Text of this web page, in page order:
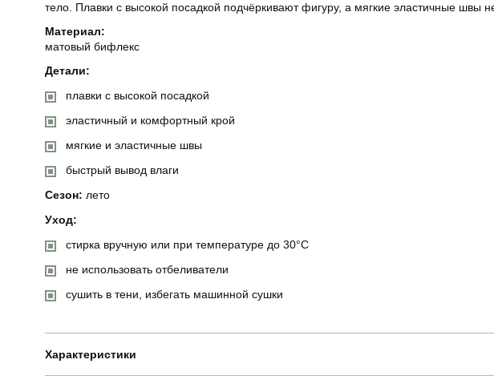
тело. Плавки с высокой посадкой подчёркивают фигуру, а мягкие эластичные
Материал:
матовый бифлекс
Детали:
плавки с высокой посадкой
эластичный и комфортный крой
мягкие и эластичные швы
быстрый вывод влаги
Сезон: лето
Уход:
стирка вручную или при температуре до 30°C
не использовать отбеливатели
сушить в тени, избегать машинной сушки
Характеристики